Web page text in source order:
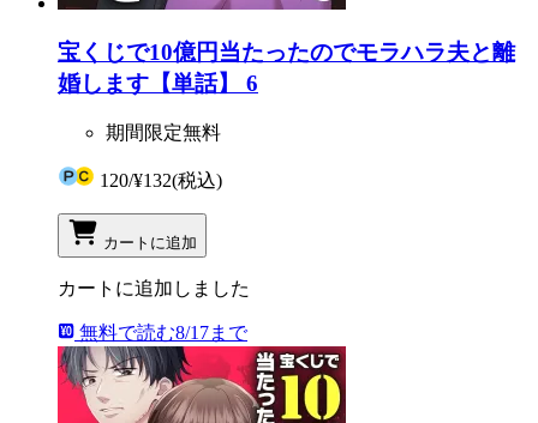
宝くじで10億円当たったのでモラハラ夫と離
婚します【単話】 6
期間限定無料
120/¥132(税込)
カートに追加
カートに追加しました
無料で読む8/17まで